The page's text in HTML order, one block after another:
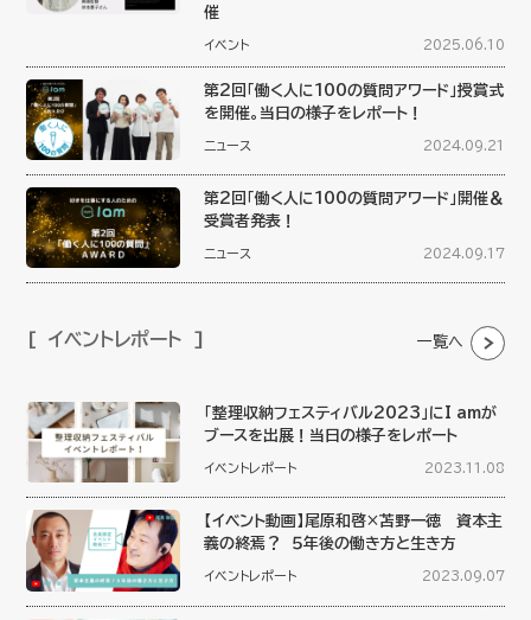
催
イベント 2025.06.10
第2回「働く人に100の質問アワード」授賞式
を開催。当日の様子をレポート！
ニュース 2024.09.21
第2回「働く人に100の質問アワード」開催＆
受賞者発表！
ニュース 2024.09.17
イベントレポート 一覧へ
「整理収納フェスティバル2023」にI amが
ブースを出展！当日の様子をレポート
イベントレポート 2023.11.08
【イベント動画】尾原和啓×苫野一徳 資本主
義の終焉？ ５年後の働き方と生き方
イベントレポート 2023.09.07